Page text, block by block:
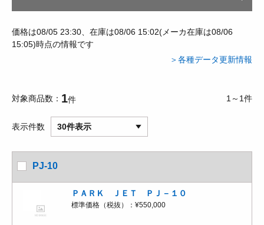
価格は08/05 23:30、在庫は08/06 15:02(メーカ在庫は08/06
15:05)時点の情報です
＞各種データ更新情報
対象商品数 1件 1～1件
表示件数 30件表示
PJ-10
ＰＡＲＫ ＪＥＴ ＰＪ－１０
標準価格（税抜）： ¥550,000